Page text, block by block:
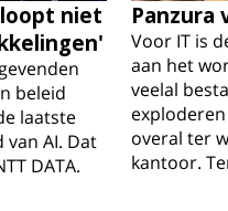
niet
beleid
laatste
AI. Dat
DATA.
Panzura
Voor IT is
aan het
veelal
overal ter
kantoor.